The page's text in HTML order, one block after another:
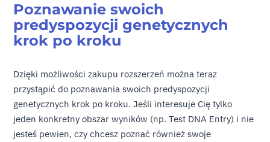
Poznawanie swoich
predyspozycji genetycznych
krok po kroku
Dzięki możliwości zakupu rozszerzeń można teraz
przystąpić do poznawania swoich predyspozycji
genetycznych krok po kroku. Jeśli interesuje Cię tylko
jeden konkretny obszar wyników (np. Test DNA Entry) i nie
jesteś pewien, czy chcesz poznać również swoje